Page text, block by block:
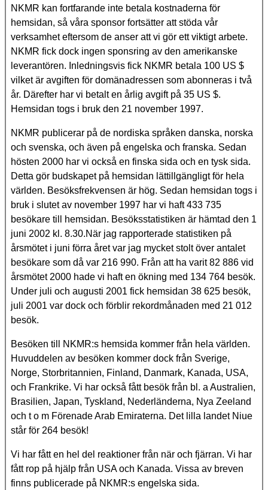
NKMR kan fortfarande inte betala kostnaderna för
hemsidan, så våra sponsor fortsätter att stöda vår
verksamhet eftersom de anser att vi gör ett viktigt arbete.
NKMR fick dock ingen sponsring av den amerikanske
leverantören. Inledningsvis fick NKMR betala 100 US $
vilket är avgiften för domänadressen som abonneras i två
år. Därefter har vi betalt en årlig avgift på 35 US $.
Hemsidan togs i bruk den 21 november 1997.
NKMR publicerar på de nordiska språken danska, norska
och svenska, och även på engelska och franska. Sedan
hösten 2000 har vi också en finska sida och en tysk sida.
Detta gör budskapet på hemsidan lättillgängligt för hela
världen. Besöksfrekvensen är hög. Sedan hemsidan togs i
bruk i slutet av november 1997 har vi haft 433 735
besökare till hemsidan. Besöksstatistiken är hämtad den 1
juni 2002 kl. 8.30.När jag rapporterade statistiken på
årsmötet i juni förra året var jag mycket stolt över antalet
besökare som då var 216 990. Från att ha varit 82 886 vid
årsmötet 2000 hade vi haft en ökning med 134 764 besök.
Under juli och augusti 2001 fick hemsidan 38 625 besök,
juli 2001 var dock och förblir rekordmånaden med 21 012
besök.
Besöken till NKMR:s hemsida kommer från hela världen.
Huvuddelen av besöken kommer dock från Sverige,
Norge, Storbritannien, Finland, Danmark, Kanada, USA,
och Frankrike. Vi har också fått besök från bl. a Australien,
Brasilien, Japan, Tyskland, Nederländerna, Nya Zeeland
och t o m Förenade Arab Emiraterna. Det lilla landet Niue
står för 264 besök!
Vi har fått en hel del reaktioner från när och fjärran. Vi har
fått rop på hjälp från USA och Kanada. Vissa av breven
finns publicerade på NKMR:s engelska sida.